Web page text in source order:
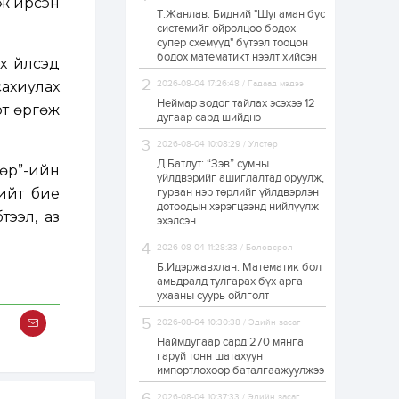
өргөж
ийн
бие
аз
ЗГ: Автобензин,
дизель түлшний
онцгой албан
татварыг тэглэлээ
1 өдөр 2
З.Мэндсайхан:
Хүнсний нөөцийг
бэлтгэх агуулах,
зоорь бэлтгэх ААН-
үүдэд хөнгөлөлттэй
зээл олгоно
1 өдөр 1 0
Европ дахь
соёлын наадам
боллоо
1 өдөр 2
Өнгөрсөн сард
металл худалдан
авчээ
1 өдөр 0 0
Т.Жанлав: Бидний "Шугаман бус
системийг ойролцоо бодох
супер схемүүд" бүтээл тооцон
бодох математикт нээлт хийсэн
2026-08-04 17:26:48 / Гадаад мэдээ
Неймар зодог тайлах эсэхээ 12
дугаар сард шийднэ
2026-08-04 10:08:29 / Улстөр
Д.Батлут: “Зэв” сумны
үйлдвэрийг ашиглалтад оруулж,
гурван нэр төрлийг үйлдвэрлэн
дотоодын хэрэгцээнд нийлүүлж
эхэлсэн
2026-08-04 11:28:33 / Боловсрол
Б.Идэржавхлан: Математик бол
амьдралд тулгарах бүх арга
ухааны суурь ойлголт
2026-08-04 10:30:38 / Эдийн засаг
Наймдугаар сард 270 мянга
гаруй тонн шатахуун
импортлохоор баталгаажуулжээ